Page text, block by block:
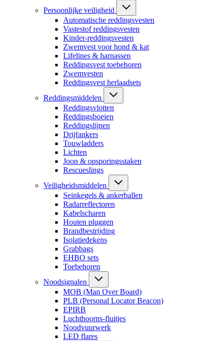
Persoonlijke veiligheid
Automatische reddingsvesten
Vastestof reddingsvesten
Kinder-reddingsvesten
Zwemvest voor hond & kat
Lifelines & harnassen
Reddingsvest toebehoren
Zwemvesten
Reddingsvest herlaadsets
Reddingsmiddelen
Reddingsvlotten
Reddingsboeien
Reddingslijnen
Drijfankers
Touwladders
Lichten
Joon & opsporingsstaken
Rescueslings
Veiligheidsmiddelen
Seinkegels & ankerballen
Radarreflectoren
Kabelscharen
Houten pluggen
Brandbestrijding
Isolatiedekens
Grabbags
EHBO sets
Toebehoren
Noodsignalen
MOB (Man Over Board)
PLB (Personal Locator Beacon)
EPIRB
Luchthoorns-fluitjes
Noodvuurwerk
LED flares